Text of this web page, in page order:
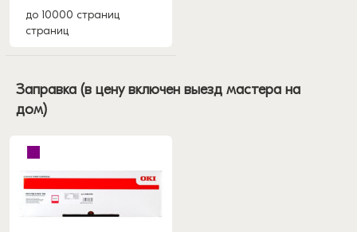
до 10000 страниц
страниц
Заправка (в цену включен выезд мастера на
дом)